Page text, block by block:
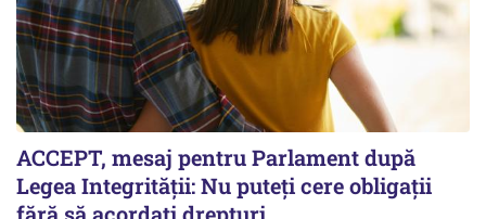
ACCEPT, mesaj pentru Parlament după
Legea Integrității: Nu puteți cere obligații
fără să acordați drepturi